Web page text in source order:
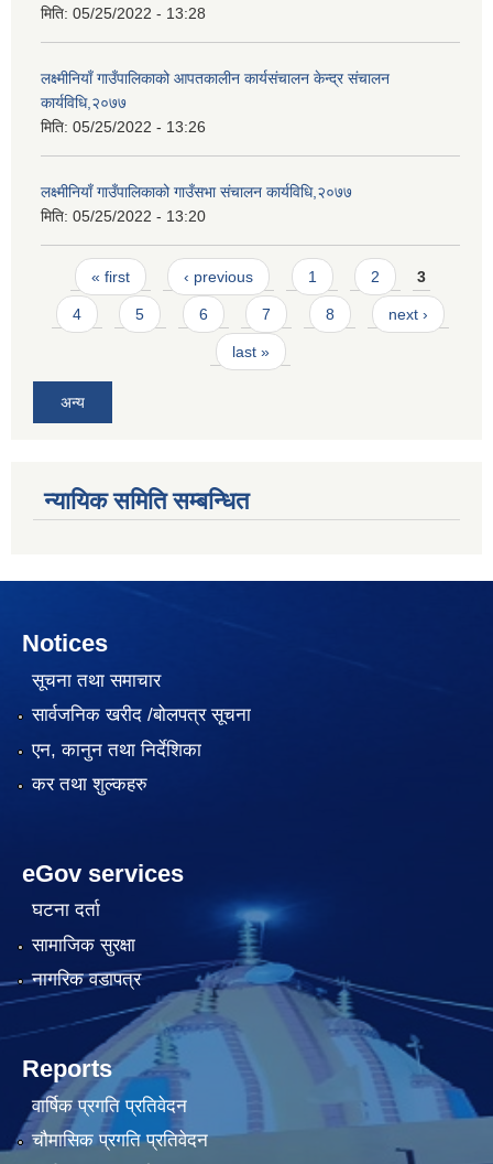
मिति: 05/25/2022 - 13:28
लक्ष्मीनियाँ गाउँपालिकाको आपतकालीन कार्यसंचालन केन्द्र संचालन
कार्यविधि,२०७७
मिति: 05/25/2022 - 13:26
लक्ष्मीनियाँ गाउँपालिकाको गाउँसभा संचालन कार्यविधि,२०७७
मिति: 05/25/2022 - 13:20
Pages
« first ‹ previous 1 2 3
4 5 6 7 8 next ›
last »
अन्य
न्यायिक समिति सम्बन्धित
Notices
सूचना तथा समाचार
सार्वजनिक खरीद /बोलपत्र सूचना
एन, कानुन तथा निर्देशिका
कर तथा शुल्कहरु
eGov services
घटना दर्ता
सामाजिक सुरक्षा
नागरिक वडापत्र
Reports
वार्षिक प्रगति प्रतिवेदन
चौमासिक प्रगति प्रतिवेदन